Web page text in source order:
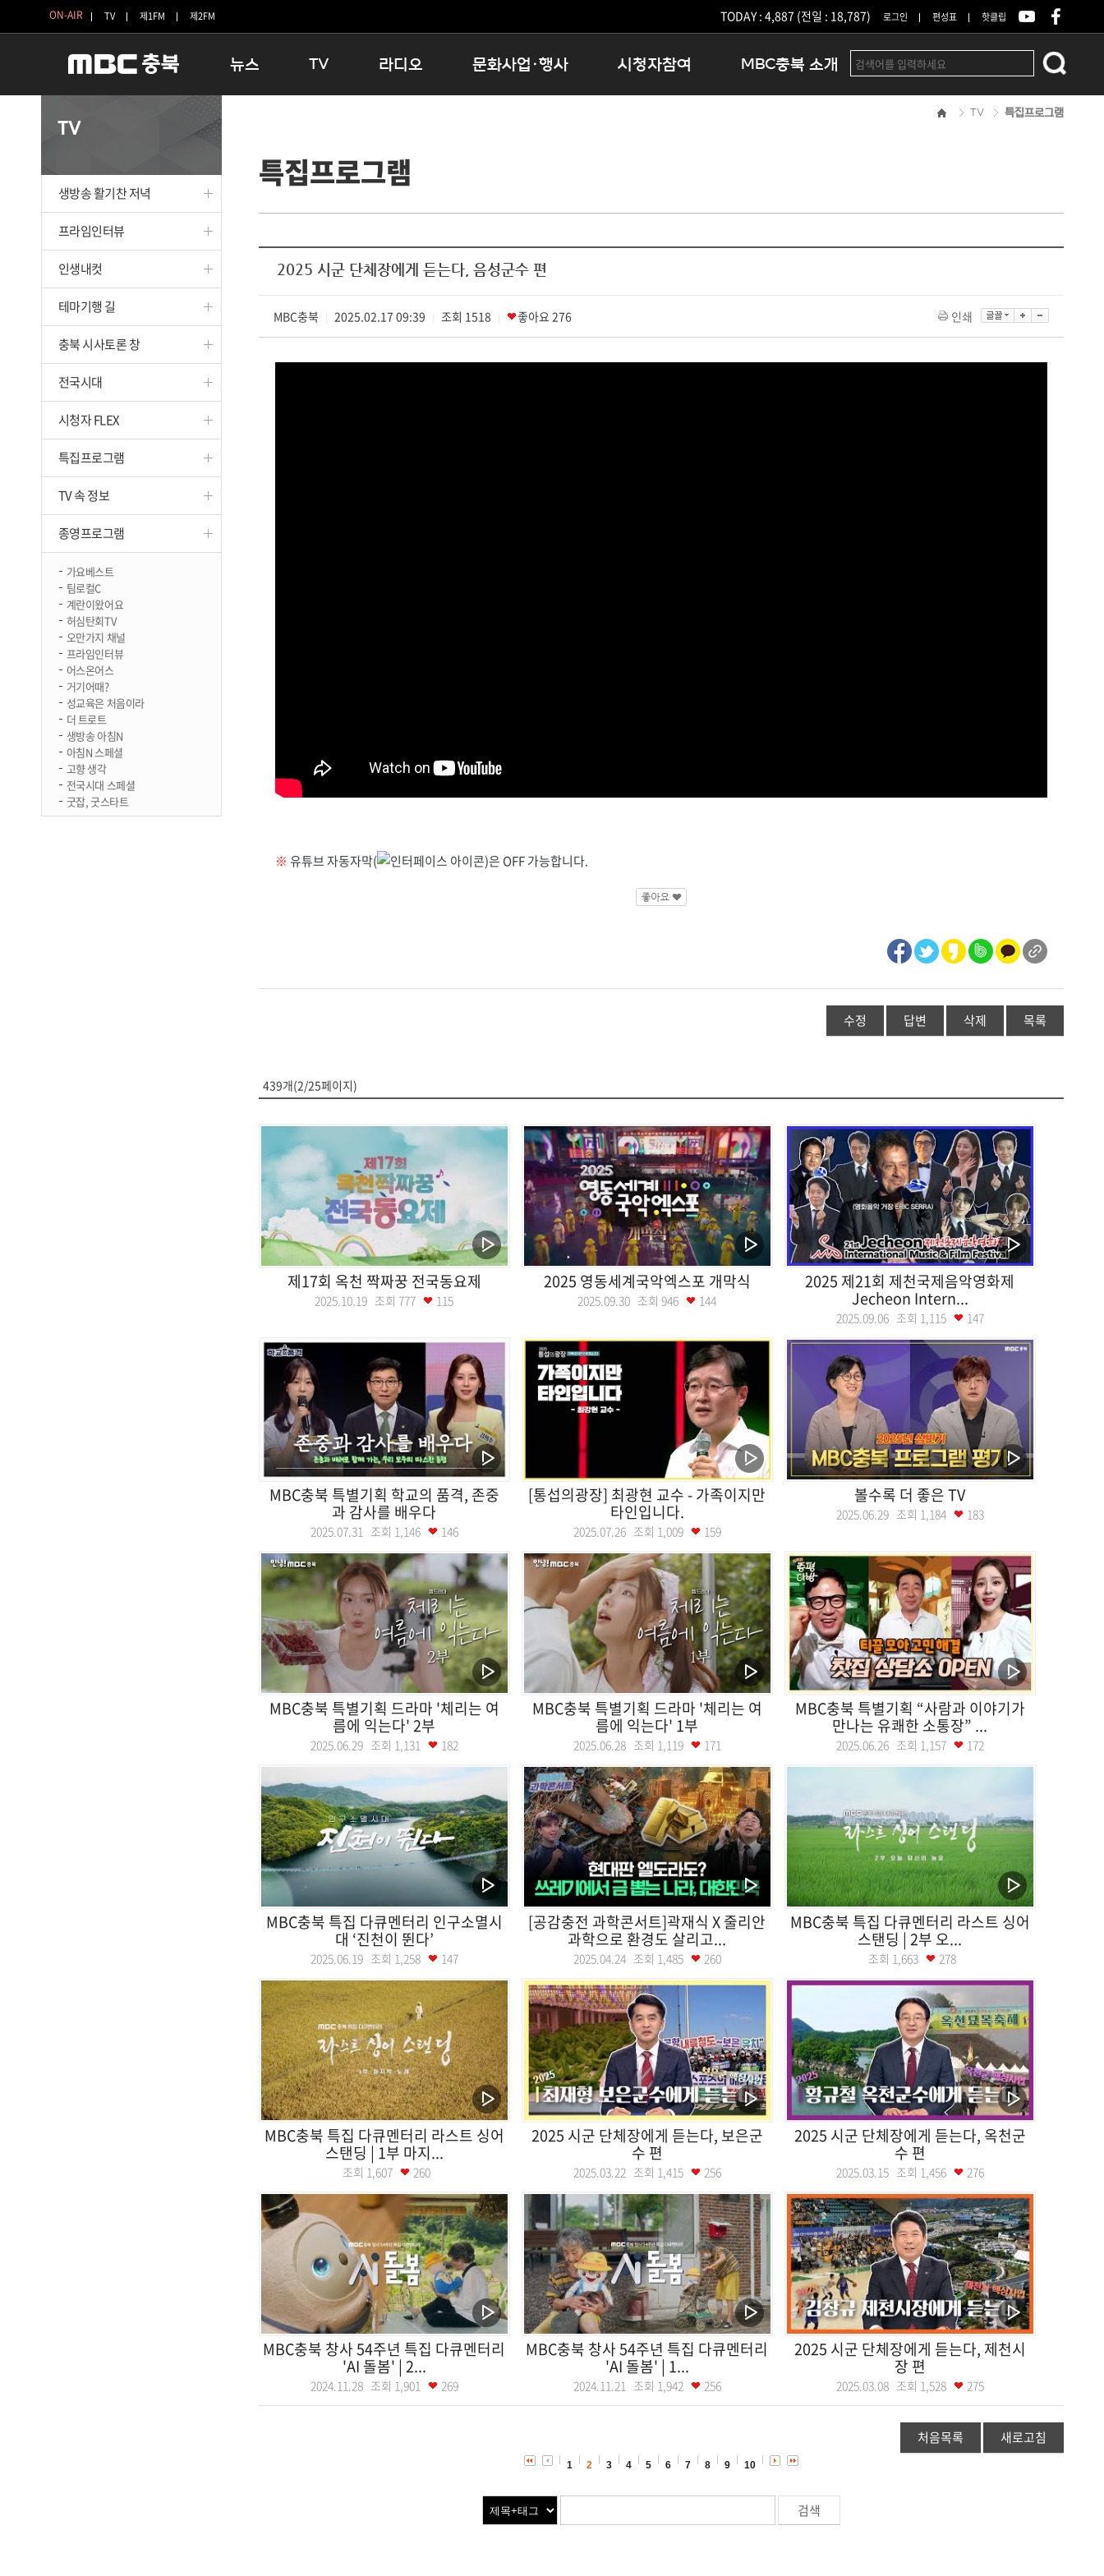
ON-AIR TV 제1FM 제2FM TODAY : 4,887 (전일 : 18,787) 로그인 편성표 핫클립
뉴스
보은
옥천
TV
인생내컷
테마기행 길
시청자 FLEX
특집프로그램
종영프로그램
라디오
16:00 완벽한 하루
우리 고향, 부탁해!
문화사업·행사
충청북도 음식문화페스타
청원생명쌀 대청호마라톤
로컬 콘텐츠 Hub
문화행사 아카이빙
시청자참여 MBC충북 소개
오시는길
TV
생방송 활기찬 저녁
프라임인터뷰
인생내컷
테마기행 길
충북 시사토론 창
전국시대
시청자 FLEX
특집프로그램
TV 속 정보
종영프로그램
가요베스트
팀로컬C
계란이왔어요
허심탄회TV
오만가지 채널
프라임인터뷰
어스온어스
거기어때?
성교육은 처음이라
더 트로트
생방송 아침N
아침N 스페셜
고향 생각
전국시대 스페셜
굿잡, 굿스타트
TV 특집프로그램
특집프로그램
2025 시군 단체장에게 듣는다, 음성군수 편
MBC충북 2025.02.17 09:39 조회 1518 좋아요276 인쇄
※ 유튜브 자동자막( )은 OFF 가능합니다.
수정 답변 삭제 목록
439개(2/25페이지)
제17회 옥천 짝짜꿍 전국동요제
2025.10.19 조회 777 115
2025 영동세계국악엑스포 개막식
2025.09.30 조회 946 144
2025 제21회 제천국제음악영화제
Jecheon Intern...
2025.09.06 조회 1,115 147
MBC충북 특별기획 학교의 품격, 존중
과 감사를 배우다
2025.07.31 조회 1,146 146
[통섭의광장] 최광현 교수 - 가족이지만
타인입니다.
2025.07.26 조회 1,009 159
볼수록 더 좋은 TV
2025.06.29 조회 1,184 183
MBC충북 특별기획 드라마 '체리는 여
름에 익는다' 2부
2025.06.29 조회 1,131 182
MBC충북 특별기획 드라마 '체리는 여
름에 익는다' 1부
2025.06.28 조회 1,119 171
MBC충북 특별기획 “사람과 이야기가
만나는 유쾌한 소통장” ...
2025.06.26 조회 1,157 172
MBC충북 특집 다큐멘터리 인구소멸시
대 ‘진천이 뛴다’
2025.06.19 조회 1,258 147
[공감충전 과학콘서트]곽재식 X 줄리안
과학으로 환경도 살리고...
2025.04.24 조회 1,485 260
MBC충북 특집 다큐멘터리 라스트 싱어
스탠딩 | 2부 오...
조회 1,663 278
MBC충북 특집 다큐멘터리 라스트 싱어
스탠딩 | 1부 마지...
조회 1,607 260
2025 시군 단체장에게 듣는다, 보은군
수 편
2025.03.22 조회 1,415 256
2025 시군 단체장에게 듣는다, 옥천군
수 편
2025.03.15 조회 1,456 276
MBC충북 창사 54주년 특집 다큐멘터리
'AI 돌봄' | 2...
2024.11.28 조회 1,901 269
MBC충북 창사 54주년 특집 다큐멘터리
'AI 돌봄' | 1...
2024.11.21 조회 1,942 256
2025 시군 단체장에게 듣는다, 제천시
장 편
2025.03.08 조회 1,528 275
처음목록 새로고침
1 2 3 4 5 6 7 8 9 10